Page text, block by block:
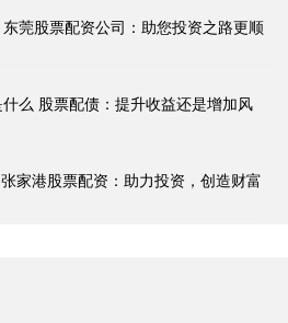
莞股票配资公司：助您投资之路更顺
么 股票配债：提升收益还是增加风
家港股票配资：助力投资，创造财富